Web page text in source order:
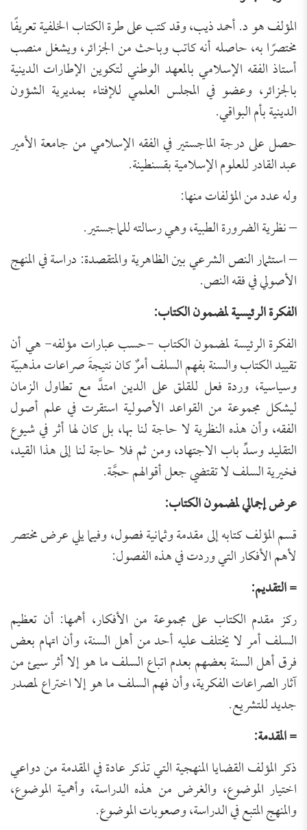
المؤلف هو د. أحمد ذيب، وقد كتب على طرة الكتاب الخلفية تعريفًا
مختصرًا به، حاصله أنه كاتب وباحث من الجزائر، ويشغل منصب
أستاذ الفقه الإسلامي بالمعهد الوطني لتكوين الإطارات الدينية
بالجزائر، وعضو في المجلس العلمي للإفتاء بمديرية الشؤون
الدينية بأم البواقي.
حصل على درجة الماجستير في الفقه الإسلامي من جامعة الأمير
عبد القادر للعلوم الإسلامية بقسنطينة.
وله عدد من المؤلفات منها:
– نظرية الضرورة الطبية، وهي رسالته للماجستير.
– استثمار النص الشرعي بين الظاهرية والمتقصدة: دراسة في المنهج
الأصولي في فقه النص.
الفكرة الرئيسية لمضمون الكتاب:
الفكرة الرئيسة لمضمون الكتاب -حسب عبارات مؤلفه- هي أن
تقييد الكتاب والسنة بفهم السلف أمرٌ كان نتيجةَ صراعات مذهبيّة
وسياسية، وردة فعل للقلق على الدين امتدَّ مع تطاول الزمان
ليشكل مجموعة من القواعد الأصولية استقرت في علم أصول
الفقه، وأن هذه النظرية لا حاجة لنا بها، بل كان لها أثر في شيوع
التقليد وسدِّ باب الاجتهاد، ومن ثم فلا حاجة لنا إلى هذا القيد،
فخيرية السلف لا تقتضي جعل أقوالهم حجَّة.
عرض إجمالي لمضمون الكتاب:
قسم المؤلف كتابه إلى مقدمة وثمانية فصول، وفيما يلي عرض مختصر
لأهم الأفكار التي وردت في هذه الفصول:
= التقديم:
ركز مقدم الكتاب على مجموعة من الأفكار، أهمها: أن تعظيم
السلف أمر لا يختلف عليه أحد من أهل السنة، وأن اتهام بعض
فرق أهل السنة بعضهم بعدم اتباع السلف ما هو إلا أثر سيئ من
آثار الصراعات الفكرية، وأن فهم السلف ما هو إلا اختراع لمصدر
جديد للتشريع.
= المقدمة:
ذكر المؤلف القضايا المنهجية التي تذكر عادة في المقدمة من دواعي
اختيار الموضوع، والغرض من هذه الدراسة، وأهمية الموضوع،
والمنهج المتبع في الدراسة، وصعوبات الموضوع.